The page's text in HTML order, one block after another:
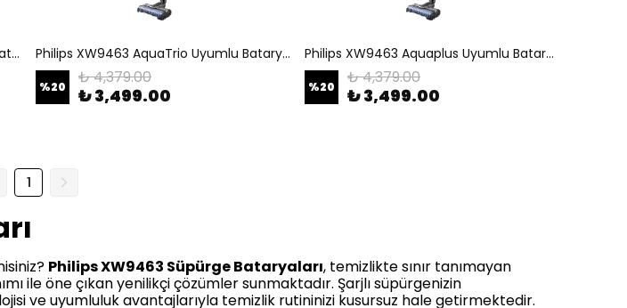
Philips XW9463/01 AquaTrio Uyumlu Batarya (STANDART KAPASİTE) 25.2V 3000mah Pil Şarjlı Dikey Süpürge Bataryası Tamir, Revizyon ve Pil Yenileme Philips XW9463 AquaTrio Uyumlu Batarya (STANDART KAPASİTE) 25.2V 3000mah Pil Şarjlı Dikey Süpürge Bataryası Tamir, Revizyon ve Pil Yenileme
%20 ₺ 4,379.00
₺ 3,499.00
Philips XW9463 Aquaplus Uyumlu Batarya (STANDART KAPASİTE) 25.2V 3000mah Pil Şarjlı Dikey Süpürge Bataryası Tamir, Revizyon ve Pil Yenileme
%20 ₺ 4,379.00
₺ 3,499.00
1
Philips XW9463 Süpürge Bataryaları, temizlikte sınır tanımayan
ile öne çıkan yenilikçi çözümler sunmaktadır. Şarjlı süpürgenizin
ve uyumluluk avantajlarıyla temizlik rutininizi kusursuz hale getirmektedir.